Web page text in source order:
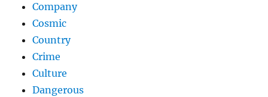
Company
Cosmic
Country
Crime
Culture
Dangerous